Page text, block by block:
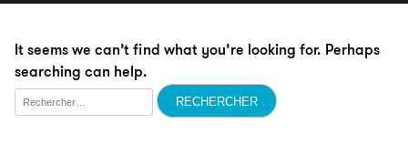
It seems we can’t find what you’re looking for. Perhaps
searching can help.
Rechercher :